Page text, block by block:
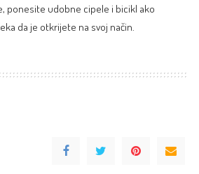
ponesite udobne cipele i bicikl ako
da je otkrijete na svoj način.